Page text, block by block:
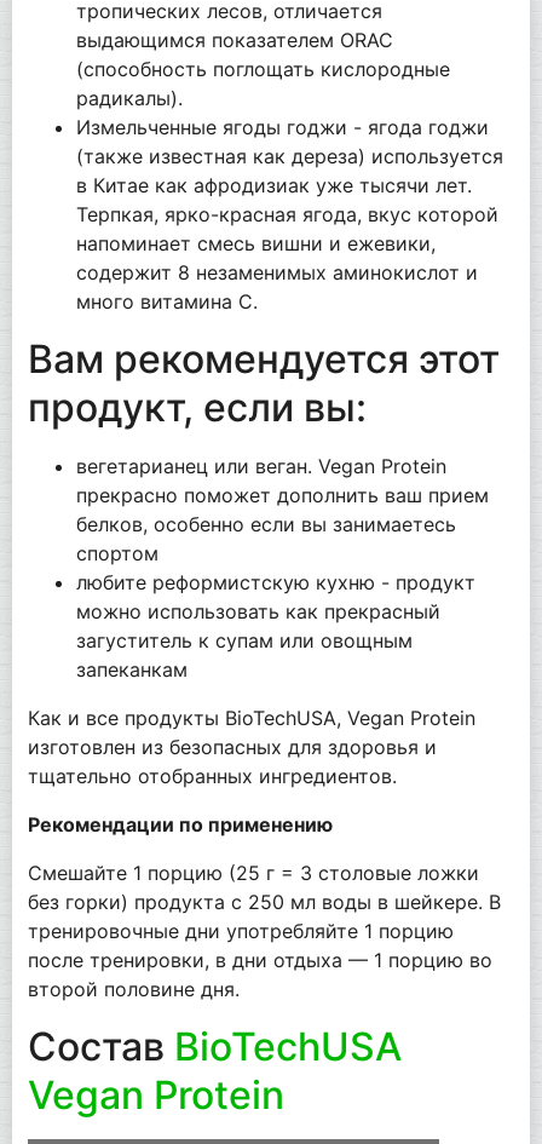
тропических лесов, отличается
выдающимся показателем ORAC
(способность поглощать кислородные
радикалы).
Измельченные ягоды годжи - ягода годжи
(также известная как дереза) используется
в Китае как афродизиак уже тысячи лет.
Терпкая, ярко-красная ягода, вкус которой
напоминает смесь вишни и ежевики,
содержит 8 незаменимых аминокислот и
много витамина С.
Вам рекомендуется этот
продукт, если вы:
вегетарианец или веган. Vegan Protein
прекрасно поможет дополнить ваш прием
белков, особенно если вы занимаетесь
спортом
любите реформистскую кухню - продукт
можно использовать как прекрасный
загуститель к супам или овощным
запеканкам
Как и все продукты BioTechUSA, Vegan Protein
изготовлен из безопасных для здоровья и
тщательно отобранных ингредиентов.
Рекомендации по применению
Смешайте 1 порцию (25 г = 3 столовые ложки
без горки) продукта с 250 мл воды в шейкере. В
тренировочные дни употребляйте 1 порцию
после тренировки, в дни отдыха — 1 порцию во
второй половине дня.
Состав BioTechUSA
Vegan Protein